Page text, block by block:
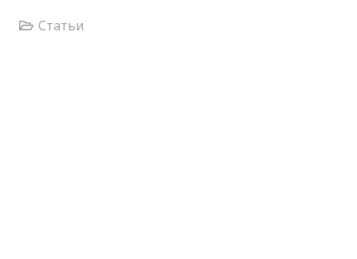
Статьи